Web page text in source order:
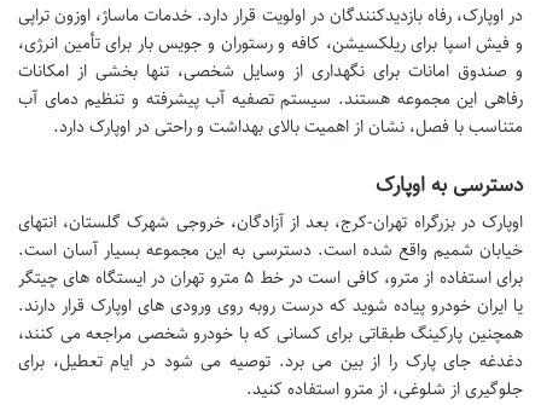
در اوپارک، رفاه بازدیدکنندگان در اولویت قرار دارد. خدمات ماساژ، اوزون تراپی
و فیش اسپا برای ریلکسیشن، کافه و رستوران و جویس بار برای تأمین انرژی،
و صندوق امانات برای نگهداری از وسایل شخصی، تنها بخشی از امکانات
رفاهی این مجموعه هستند. سیستم تصفیه آب پیشرفته و تنظیم دمای آب
متناسب با فصل، نشان از اهمیت بالای بهداشت و راحتی در اوپارک دارد.
دسترسی به اوپارک
اوپارک در بزرگراه تهران-کرج، بعد از آزادگان، خروجی شهرک گلستان، انتهای
خیابان شمیم واقع شده است. دسترسی به این مجموعه بسیار آسان است.
برای استفاده از مترو، کافی است در خط ۵ مترو تهران در ایستگاه های چیتگر
یا ایران خودرو پیاده شوید که درست روبه روی ورودی های اوپارک قرار دارند.
همچنین پارکینگ طبقاتی برای کسانی که با خودرو شخصی مراجعه می کنند،
دغدغه جای پارک را از بین می برد. توصیه می شود در ایام تعطیل، برای
جلوگیری از شلوغی، از مترو استفاده کنید.